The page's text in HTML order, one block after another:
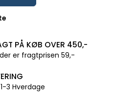
PÅ KØB OVER 450,-
er fragtprisen 59,-
3 Hverdage